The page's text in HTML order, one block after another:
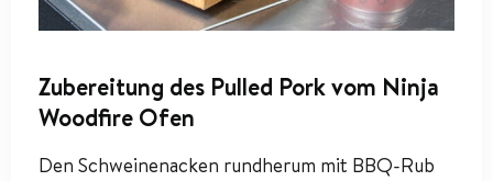
Zubereitung des Pulled Pork vom Ninja
Woodfire Ofen
Den Schweinenacken rundherum mit BBQ-Rub